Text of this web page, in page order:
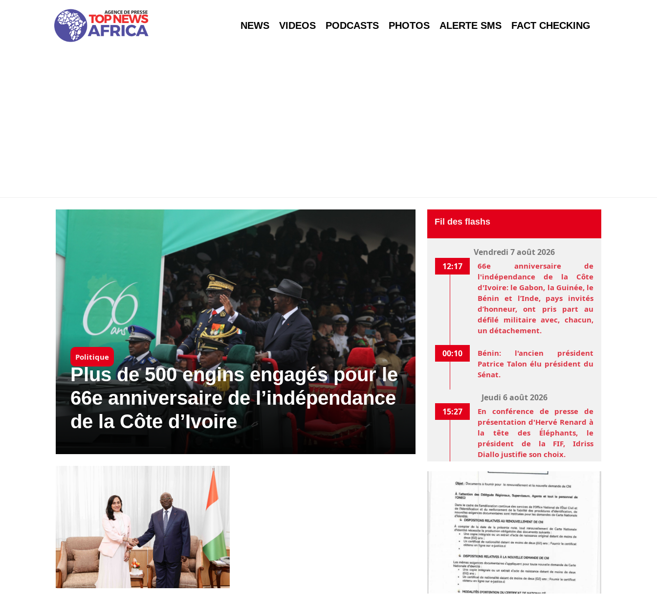
NEWS VIDEOS PODCASTS PHOTOS ALERTE SMS FACT CHECKING
Politique
Plus de 500 engins engagés pour le
66e anniversaire de l’indépendance
de la Côte d’Ivoire
Fil des flashs
Vendredi 7 août 2026
12:17
66e anniversaire de
l'indépendance de la Côte
d'Ivoire: le Gabon, la Guinée, le
Bénin et l’Inde, pays invités
d’honneur, ont pris part au
défilé militaire avec, chacun,
un détachement.
00:10
Bénin: l'ancien président
Patrice Talon élu président du
Sénat.
Jeudi 6 août 2026
15:27
En conférence de presse de
présentation d'Hervé Renard à
la tête des Éléphants, le
président de la FIF, Idriss
Diallo justifie son choix.
Mardi 4 août 2026
13:21
Football/Côte d'Ivoire : Hervé
Renard succède à Emerse Faé
sur le banc des Éléphants.
Lundi 3 août 2026
19:04
Nigeria: 52 personnes enlevées
dans un village de l'État de
Zamfara.